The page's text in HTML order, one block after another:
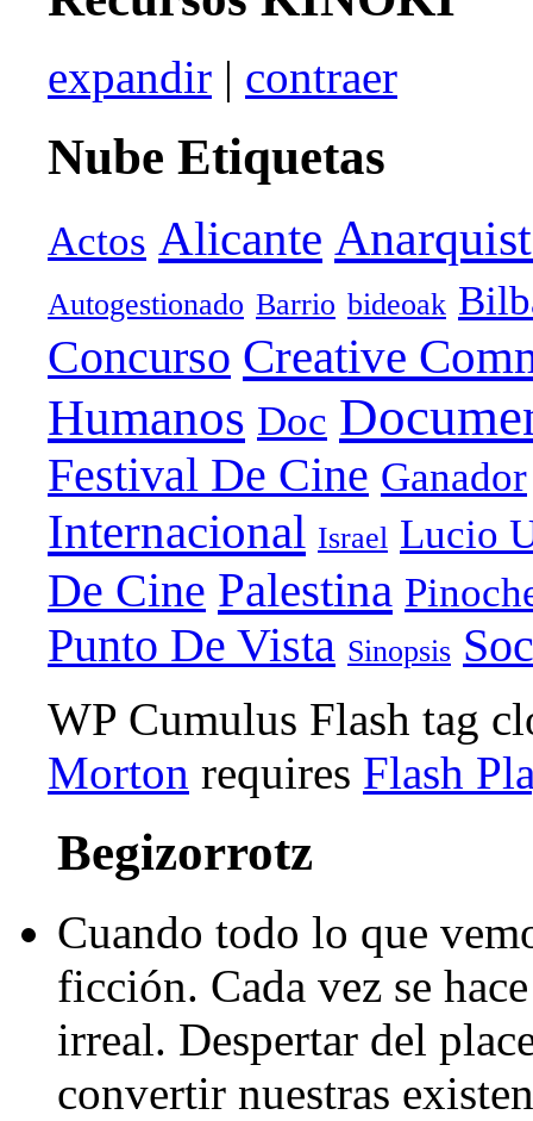
expandir | contraer
Nube Etiquetas
Actos Alicante
Autogestionado Barrio bideoak
Concurso Creative
Humanos Doc
Festival De Cine Ganador
Internacional Israel Lucio
De Cine Palestina
Punto De Vista Sinopsis
WP Cumulus Flash tag
Morton requires Flash
Begizorrotz
Cuando todo lo que
ficción. Cada vez se
irreal. Despertar del
convertir nuestras